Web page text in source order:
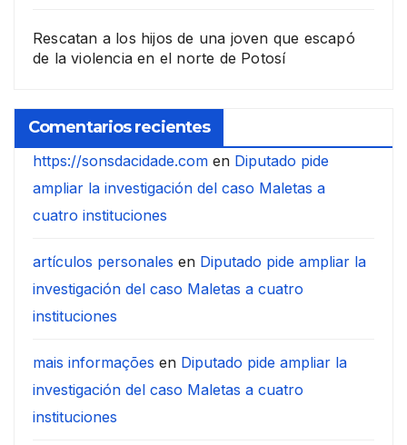
Rescatan a los hijos de una joven que escapó
de la violencia en el norte de Potosí
Comentarios recientes
https://sonsdacidade.com en Diputado pide
ampliar la investigación del caso Maletas a
cuatro instituciones
artículos personales en Diputado pide ampliar la
investigación del caso Maletas a cuatro
instituciones
mais informações en Diputado pide ampliar la
investigación del caso Maletas a cuatro
instituciones